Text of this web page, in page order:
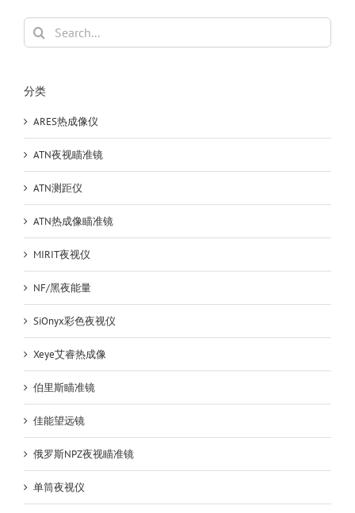
Search
for:
分类
ARES热成像仪
ATN夜视瞄准镜
ATN测距仪
ATN热成像瞄准镜
MIRIT夜视仪
NF/黑夜能量
SiOnyx彩色夜视仪
Xeye艾睿热成像
伯里斯瞄准镜
佳能望远镜
俄罗斯NPZ夜视瞄准镜
单筒夜视仪